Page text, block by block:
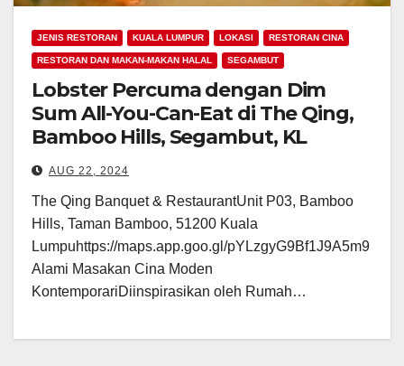
JENIS RESTORAN KUALA LUMPUR LOKASI RESTORAN CINA
RESTORAN DAN MAKAN-MAKAN HALAL SEGAMBUT
Lobster Percuma dengan Dim
Sum All-You-Can-Eat di The Qing,
Bamboo Hills, Segambut, KL
AUG 22, 2024
The Qing Banquet & RestaurantUnit P03, Bamboo
Hills, Taman Bamboo, 51200 Kuala
Lumpuhttps://maps.app.goo.gl/pYLzgyG9Bf1J9A5m9
Alami Masakan Cina Moden
KontemporariDiinspirasikan oleh Rumah…